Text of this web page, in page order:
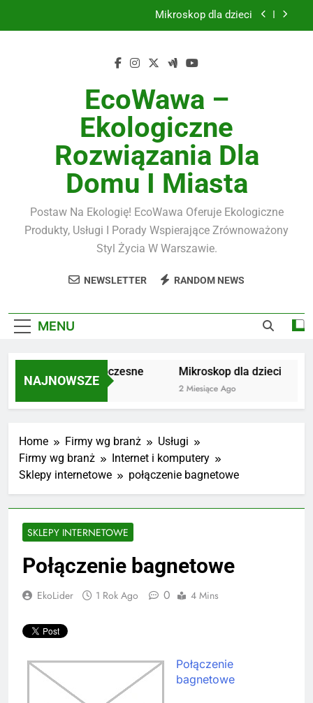
Mikroskop dla dzieci
Kampania Allegro Ads
Dywany nowoczesne
Mikroskop dla dzieci
Szkło hartowane 9H do smartfona komplet
Kampania Allegro Ads
EcoWawa –
Ekologiczne
Rozwiązania Dla
Domu I Miasta
Postaw Na Ekologię! EcoWawa Oferuje Ekologiczne
Produkty, Usługi I Porady Wspierające Zrównoważony
Styl Życia W Warszawie.
NEWSLETTER RANDOM NEWS
MENU
NAJNOWSZE
Dywany nowoczesne
1 Miesiąc Ago
Mikroskop dla dzieci
2 Miesiące Ago
Home Firmy wg branż
Usługi
Firmy wg branż
Internet i komputery
Sklepy internetowe
połączenie bagnetowe
SKLEPY INTERNETOWE
Połączenie bagnetowe
EkoLider 1 Rok Ago 0 4 Mins
Połączenie
bagnetowe